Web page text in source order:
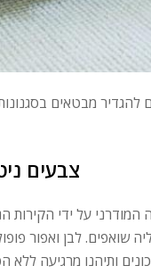
להגדיר מבטאים
צבעים
על ידי הקירות
שואפים. לבן ואפור
ותיהנו מרגיעה